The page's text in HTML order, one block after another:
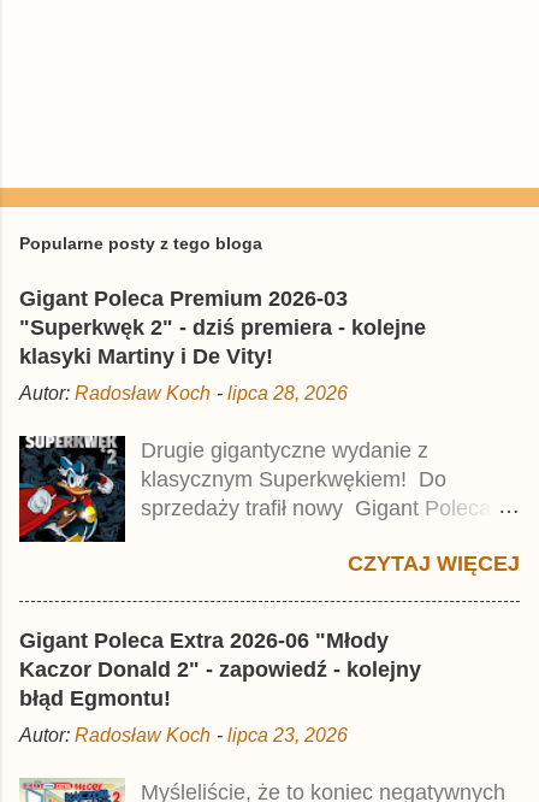
e
i
j
o
m
e
t
a
r
z
Popularne posty z tego bloga
Gigant Poleca Premium 2026-03
"Superkwęk 2" - dziś premiera - kolejne
klasyki Martiny i De Vity!
Autor: Radosław Koch - lipca 28, 2026
Drugie gigantyczne wydanie z
klasycznym Superkwękiem! Do
sprzedaży trafił nowy Gigant Poleca
Jest to kolejny 624-stronicowy tom z
wynosi 49,99 zł i zamówicie go także z
rabatem na Egmont.pl . Za przekład
odpowiadał Jacek Drewnowski.
Publikacja jest przedrukiem drugiego
Taschenbuch Phantomias Collection ,
CZYTAJ WIĘCEJ
Gigant Poleca Extra 2026-06 "Młody
Kaczor Donald 2" - zapowiedź - kolejny
błąd Egmontu!
Autor: Radosław Koch - lipca 23, 2026
Myśleliście, że to koniec negatywnych